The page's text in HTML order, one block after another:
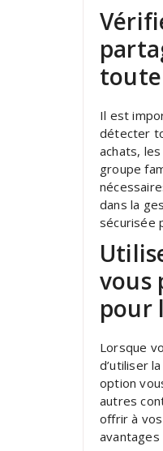
Il est
détecter
achats,
groupe
dans la
sécurisée
vous
pour
Lorsque
d’utiliser
option
autres
offrir à